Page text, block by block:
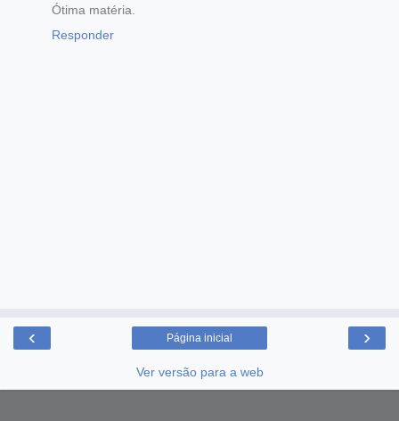
Ótima matéria.
Responder
‹ ›
Página inicial
Ver versão para a web